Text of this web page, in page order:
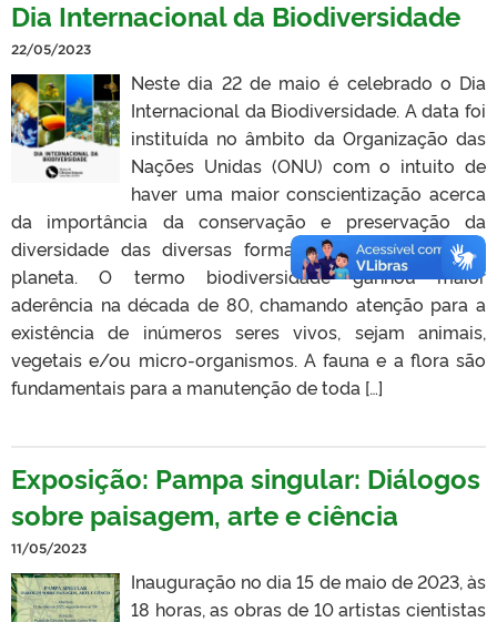
Dia Internacional da Biodiversidade
22/05/2023
Neste dia 22 de maio é celebrado o Dia
Internacional da Biodiversidade. A data foi
instituída no âmbito da Organização das
Nações Unidas (ONU) com o intuito de
haver uma maior conscientização acerca
da importância da conservação e preservação da
diversidade das diversas formas de vidas no nosso
planeta. O termo biodiversidade ganhou maior
aderência na década de 80, chamando atenção para a
existência de inúmeros seres vivos, sejam animais,
vegetais e/ou micro-organismos. A fauna e a flora são
fundamentais para a manutenção de toda […]
Exposição: Pampa singular: Diálogos
sobre paisagem, arte e ciência
11/05/2023
Inauguração no dia 15 de maio de 2023, às
18 horas, as obras de 10 artistas cientistas